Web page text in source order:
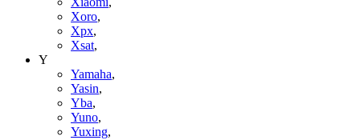
Xoro,
Xpx,
Xsat,
Y
Yamaha,
Yasin,
Yba,
Yuno,
Yuxing,